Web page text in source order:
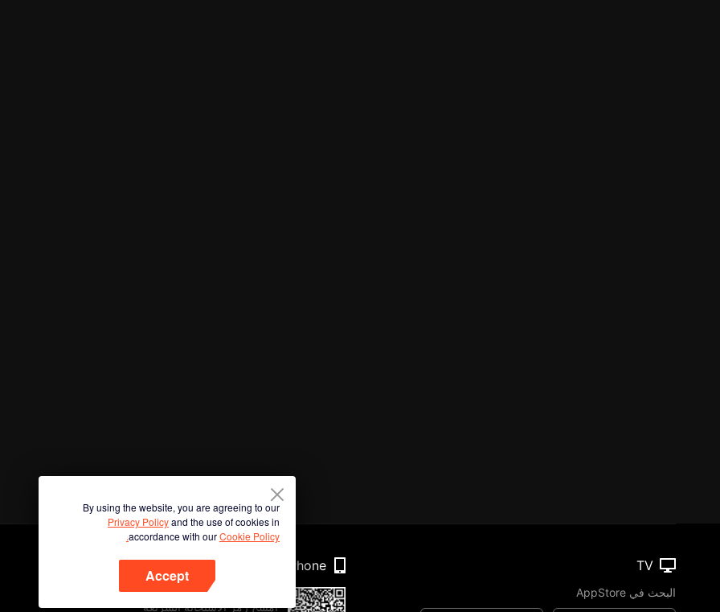
By using the website, you are agreeing to our
Privacy Policyand the use of cookies in
accordance with ourCookie Policy.
Accept
TV
البحث في AppStore
Phone
امسح رمز الاستجابة السريعة